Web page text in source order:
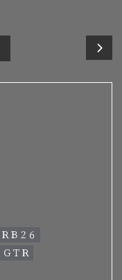
ＲＢ２６
ＧＴＲ